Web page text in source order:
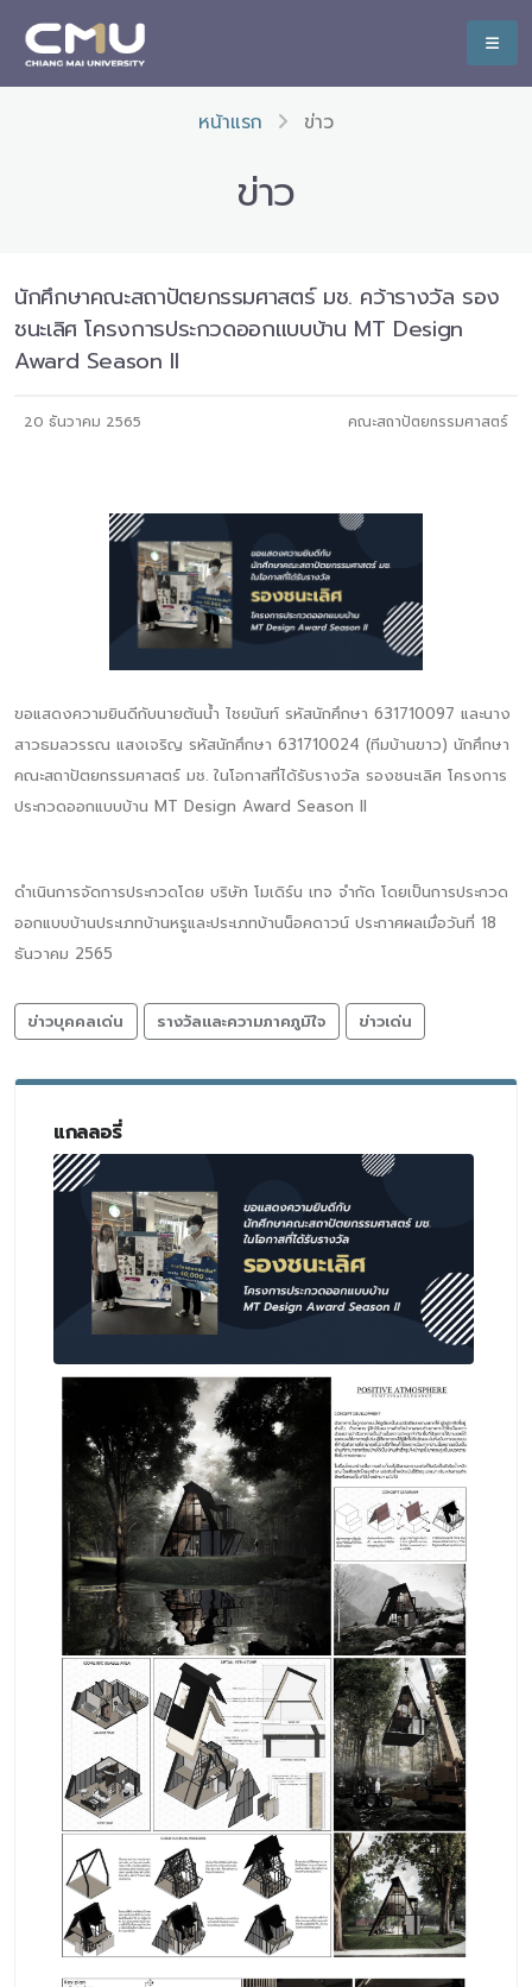
หน้าแรก ข่าว
ข่าว
นักศึกษาคณะสถาปัตยกรรมศาสตร์ มช. คว้ารางวัล รอง
ชนะเลิศ โครงการประกวดออกแบบบ้าน MT Design
Award Season II
20 ธันวาคม 2565 คณะสถาปัตยกรรมศาสตร์
ขอแสดงความยินดีกับนายต้นน้ำ ไชยนันท์ รหัสนักศึกษา 631710097 และนาง
สาวธมลวรรณ แสงเจริญ รหัสนักศึกษา 631710024 (ทีมบ้านขาว) นักศึกษา
คณะสถาปัตยกรรมศาสตร์ มช. ในโอกาสที่ได้รับรางวัล รองชนะเลิศ โครงการ
ประกวดออกแบบบ้าน MT Design Award Season II
ดำเนินการจัดการประกวดโดย บริษัท โมเดิร์น เทจ จำกัด โดยเป็นการประกวด
ออกแบบบ้านประเภทบ้านหรูและประเภทบ้านน็อคดาวน์ ประกาศผลเมื่อวันที่ 18
ธันวาคม 2565
ข่าวบุคคลเด่น รางวัลและความภาคภูมิใจ ข่าวเด่น
แกลลอรี่